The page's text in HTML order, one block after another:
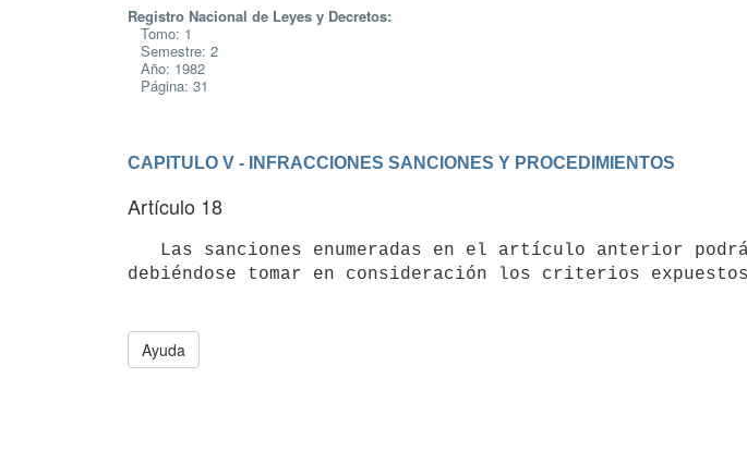
Registro Nacional de Leyes y Decretos:
Tomo: 1
Semestre: 2
Año: 1982
Página: 31
CAPITULO V - INFRACCIONES SANCIONES Y PROCEDIMIENTOS
Artículo 18
Ayuda